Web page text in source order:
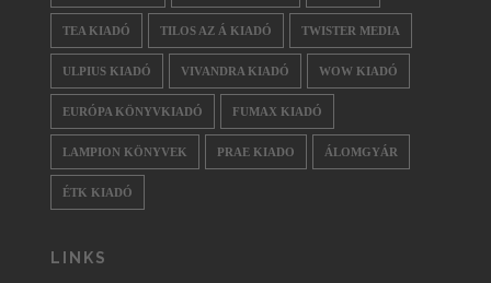
TEA KIADÓ TILOS AZ Á KIADÓ TWISTER MEDIA
ULPIUS KIADÓ VIVANDRA KIADÓ WOW KIADÓ
EURÓPA KÖNYVKIADÓ FUMAX KIADÓ
LAMPION KÖNYVEK PRAE KIADO ÁLOMGYÁR
ÉTK KIADÓ
LINKS